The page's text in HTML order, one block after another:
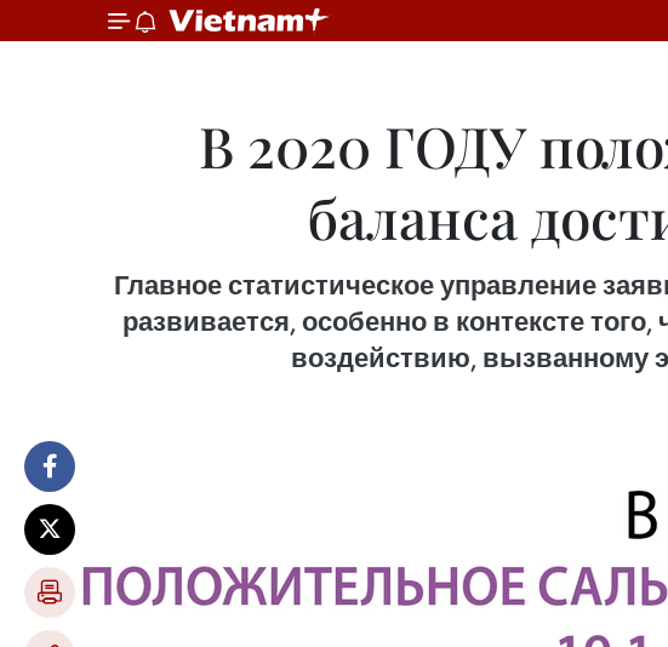
В 2020 ГОДУ
баланса
Главное статистическое управление
развивается, особенно в контексте
воздействию, вызванному